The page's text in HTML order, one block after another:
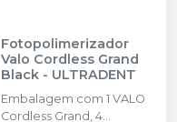
Fotopolimerizador
Valo Cordless Grand
Black - ULTRADENT
Embalagem com 1 VALO
Cordless Grand, 4